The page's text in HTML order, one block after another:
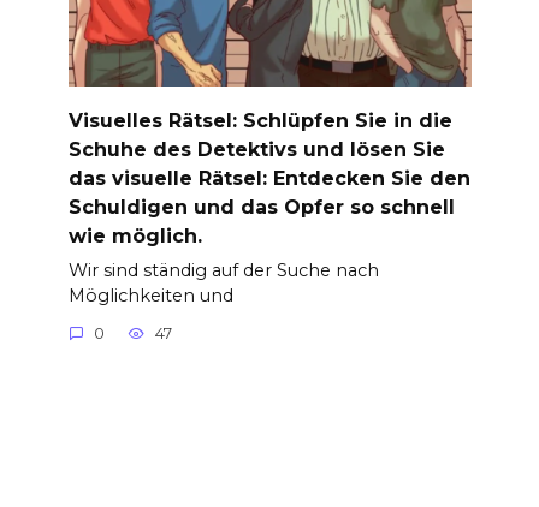
Visuelles Rätsel: Schlüpfen Sie in die
Schuhe des Detektivs und lösen Sie
das visuelle Rätsel: Entdecken Sie den
Schuldigen und das Opfer so schnell
wie möglich.
Wir sind ständig auf der Suche nach
Möglichkeiten und
0 47